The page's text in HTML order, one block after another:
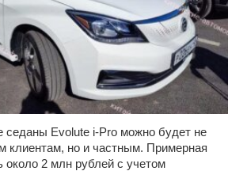
седаны Evolute i-Pro можно будет не
клиентам, но и частным. Примерная
около 2 млн рублей с учетом